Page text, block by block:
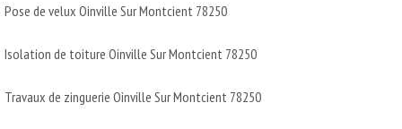
Pose de velux Oinville Sur Montcient 78250
Isolation de toiture Oinville Sur Montcient 78250
Travaux de zinguerie Oinville Sur Montcient 78250